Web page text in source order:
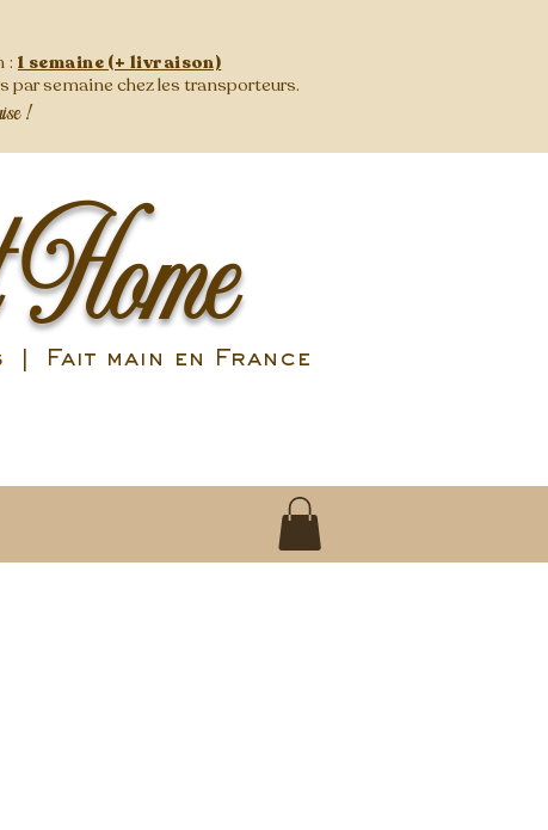
: 1 semaine (+ livraison)
par semaine chez les transporteurs.
!
Fait main en France